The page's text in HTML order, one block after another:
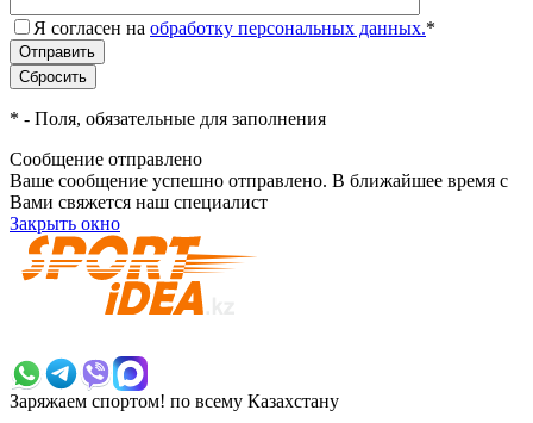
Я согласен на обработку персональных данных.*
* - Поля, обязательные для заполнения
Сообщение отправлено
Ваше сообщение успешно отправлено. В ближайшее время с
Вами свяжется наш специалист
Закрыть окно
Заряжаем спортом! по всему Казахстану